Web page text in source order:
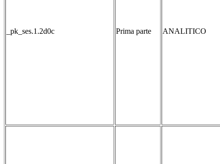
_pk_ses.1.2d0c Prima parte ANALITICO